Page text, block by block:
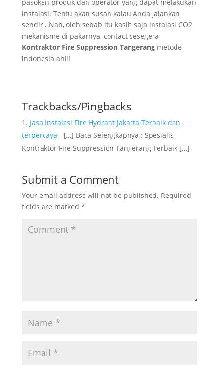
pasokan produk dan operator yang dapat melakukan
instalasi. Tentu akan susah kalau Anda jalankan
sendiri. Nah, oleh sebab itu kasih saja instalasi CO2
mekanisme di pakarnya, contact sesegera
Kontraktor Fire Suppression Tangerangmetode
indonesia ahli!
Trackbacks/Pingbacks
Jasa Instalasi Fire Hydrant Jakarta Terbaik dan
terpercaya - […] Baca Selengkapnya : Spesialis
Kontraktor Fire Suppression Tangerang Terbaik […]
Submit a Comment
Your email address will not be published. Required
fields are marked *